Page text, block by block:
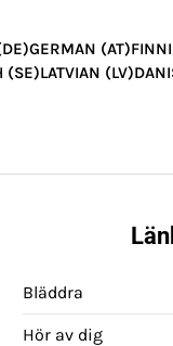
GERMAN (AT)
(SE)LATVIAN (LV)
Bläddra
Hör av dig